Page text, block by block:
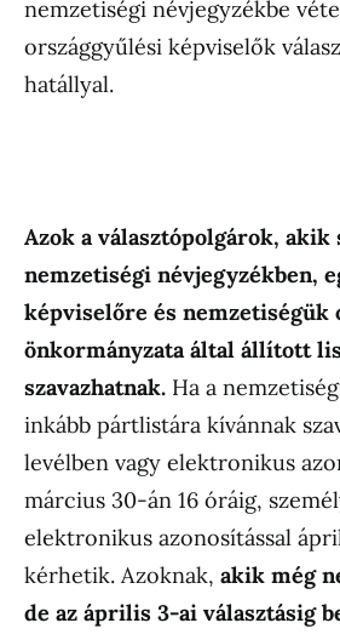
nemzetiségi névjegyzékbe
országgyűlési képviselők
hatállyal.
Azok a választópolgárok, akik
nemzetiségi névjegyzékben,
képviselőre és nemzetiségük
önkormányzata által állított
szavazhatnak. Ha a
inkább pártlistára kívánnak
levélben vagy elektronikus
március 30-án 16 óráig,
elektronikus azonosítással
kérhetik. Azoknak, akik még
de az április 3-ai választásig